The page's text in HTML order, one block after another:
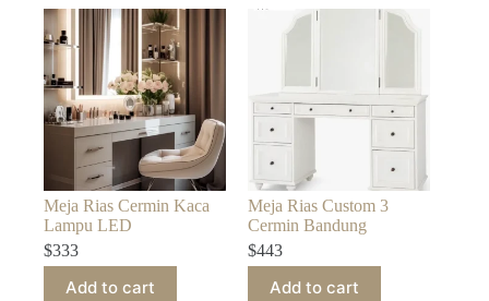
Meja Rias Cermin Kaca
Lampu LED
$333
Add to cart
Meja Rias Custom 3
Cermin Bandung
$443
Add to cart